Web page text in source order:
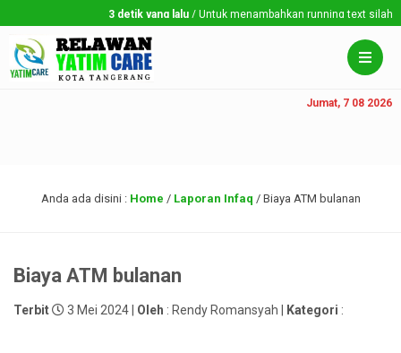
3 detik yang lalu / Untuk menambahkan running text silahkan
Jumat, 7 08 2026
Anda ada disini : Home / Laporan Infaq / Biaya ATM bulanan
Biaya ATM bulanan
Terbit 3 Mei 2024 | Oleh : Rendy Romansyah | Kategori :